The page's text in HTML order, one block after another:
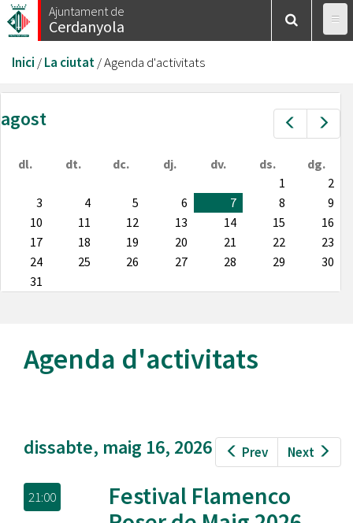
Vés
al
Ajuntament de
Cerdanyola
Esteu
aquí
Inici /La ciutat/Agenda d'activitats
Prev
agost
dl. dt. dc. dj. dv. ds.
dg.
1
2
3
4 5 6 7 8
9
10
11 12 13 14 15
16
17
18 19 20 21 22
23
24
25 26 27 28 29
30
31
Agenda d'activitats
Prev Next
dissabte, maig 16, 2026
21:00
Festival Flamenco